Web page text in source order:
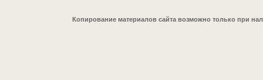
Копирование материалов сайта возможно только при